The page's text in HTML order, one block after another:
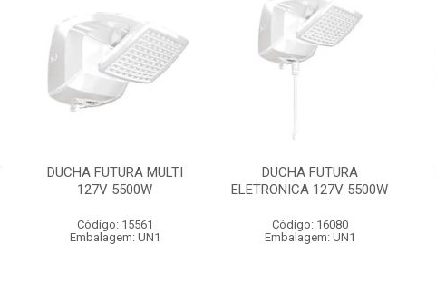
DUCHA FUTURA MULTI
127V 5500W
Código: 15561
Embalagem: UN1
DUCHA FUTURA
ELETRONICA 127V 5500W
Código: 16080
Embalagem: UN1